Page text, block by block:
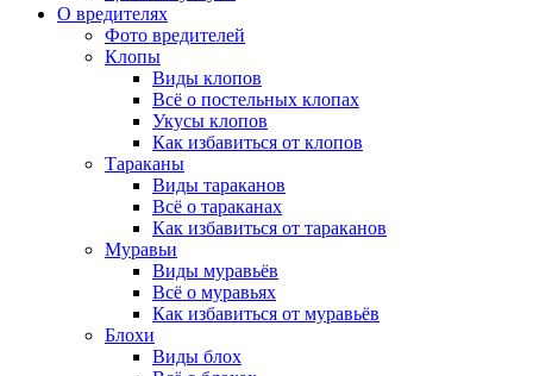
О вредителях
Фото вредителей
Клопы
Виды клопов
Всё о постельных клопах
Укусы клопов
Как избавиться от клопов
Тараканы
Виды тараканов
Всё о тараканах
Как избавиться от тараканов
Муравьи
Виды муравьёв
Всё о муравьях
Как избавиться от муравьёв
Блохи
Виды блох